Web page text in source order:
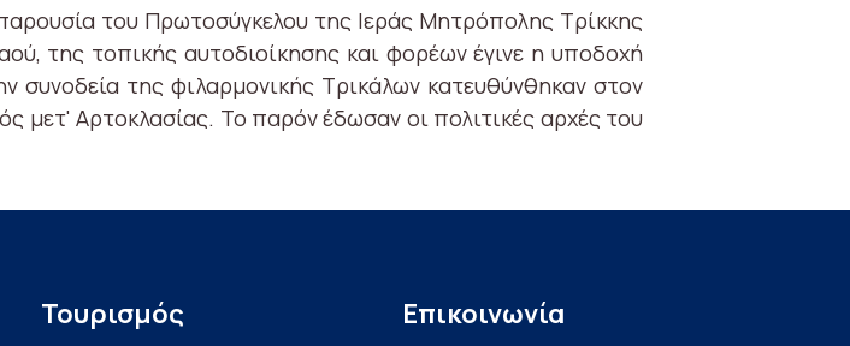
του Πρωτοσύγκελου της Ιεράς Μητρόπολης Τρίκκης
της τοπικής αυτοδιοίκησης και φορέων έγινε η υποδοχή
συνοδεία της φιλαρμονικής Τρικάλων κατευθύνθηκαν στον
μετ' Αρτοκλασίας. Το παρόν έδωσαν οι πολιτικές αρχές του
Τουρισμός Επικοινωνία